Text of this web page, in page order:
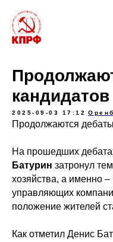
2025-09-03 17:12
Продолжаются
На прошедших
Батурин затронул
хозяйства, а именно –
управляющих
положение жителей
Как отметил Денис